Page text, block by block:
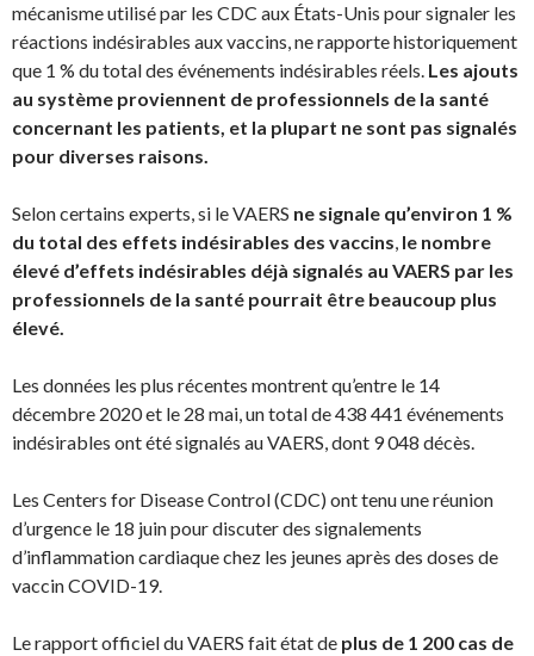
mécanisme utilisé par les CDC aux États-Unis pour signaler les
réactions indésirables aux vaccins, ne rapporte historiquement
que 1 % du total des événements indésirables réels. Les ajouts
au système proviennent de professionnels de la santé
concernant les patients, et la plupart ne sont pas signalés
pour diverses raisons.
Selon certains experts, si le VAERS ne signale qu’environ 1 %
du total des effets indésirables des vaccins, le nombre
élevé d’effets indésirables déjà signalés au VAERS par les
professionnels de la santé pourrait être beaucoup plus
élevé.
Les données les plus récentes montrent qu’entre le 14
décembre 2020 et le 28 mai, un total de 438 441 événements
indésirables ont été signalés au VAERS, dont 9 048 décès.
Les Centers for Disease Control (CDC) ont tenu une réunion
d’urgence le 18 juin pour discuter des signalements
d’inflammation cardiaque chez les jeunes après des doses de
vaccin COVID-19.
Le rapport officiel du VAERS fait état de plus de 1 200 cas de